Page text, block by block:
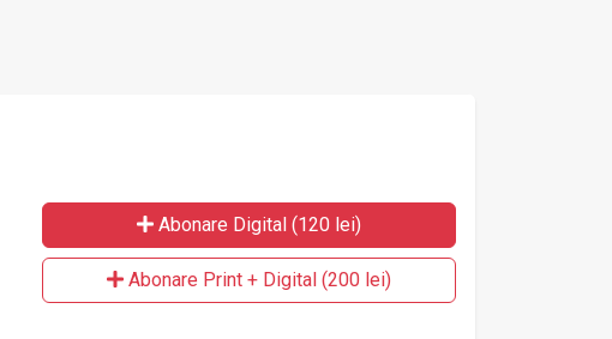
Abonare Digital (120 lei)
Abonare Print + Digital (200 lei)